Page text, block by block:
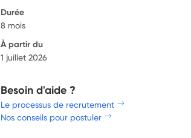
Durée
8 mois
À partir du
1 juillet 2026
Besoin d'aide ?
Le processus de recrutement
Nos conseils pour postuler